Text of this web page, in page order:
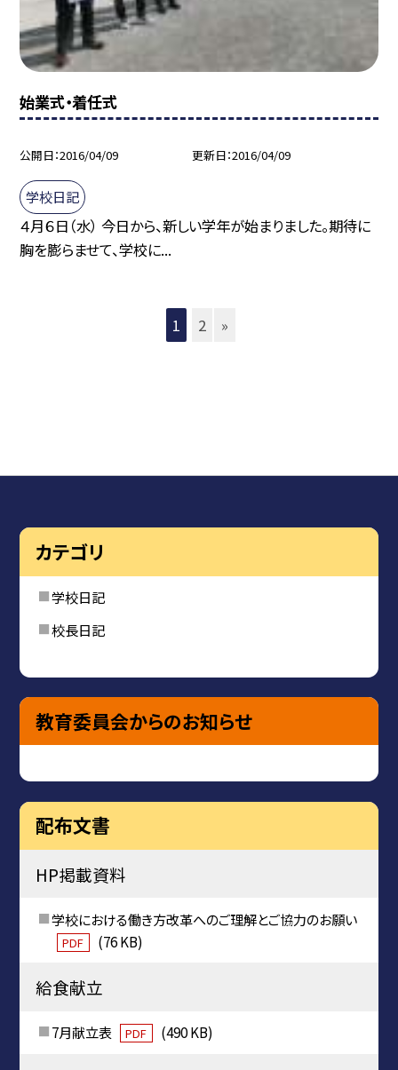
始業式・着任式
公開日 2016/04/09 更新日 2016/04/09
学校日記
４月６日（水） 今日から、新しい学年が始まりました。期待に
胸を膨らませて、学校に...
1 2 »
カテゴリ
学校日記
校長日記
教育委員会からのお知らせ
配布文書
HP掲載資料
学校における働き方改革へのご理解とご協力のお願い
PDF (76 KB)
給食献立
7月献立表 PDF (490 KB)